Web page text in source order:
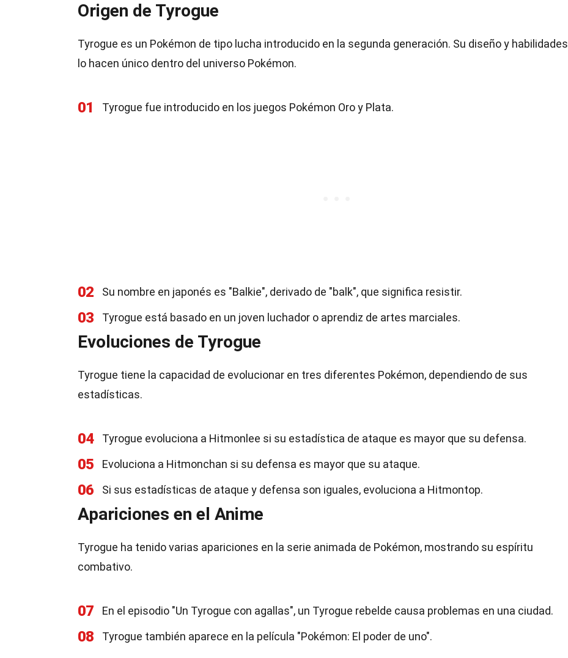
Origen de Tyrogue
Tyrogue es un Pokémon de tipo lucha introducido en la segunda generación. Su diseño y habilidades
lo hacen único dentro del universo Pokémon.
01 Tyrogue fue introducido en los juegos Pokémon Oro y Plata.
02 Su nombre en japonés es "Balkie", derivado de "balk", que significa resistir.
03 Tyrogue está basado en un joven luchador o aprendiz de artes marciales.
Evoluciones de Tyrogue
Tyrogue tiene la capacidad de evolucionar en tres diferentes Pokémon, dependiendo de sus
estadísticas.
04 Tyrogue evoluciona a Hitmonlee si su estadística de ataque es mayor que su defensa.
05 Evoluciona a Hitmonchan si su defensa es mayor que su ataque.
06 Si sus estadísticas de ataque y defensa son iguales, evoluciona a Hitmontop.
Apariciones en el Anime
Tyrogue ha tenido varias apariciones en la serie animada de Pokémon, mostrando su espíritu
combativo.
07 En el episodio "Un Tyrogue con agallas", un Tyrogue rebelde causa problemas en una ciudad.
08 Tyrogue también aparece en la película "Pokémon: El poder de uno".